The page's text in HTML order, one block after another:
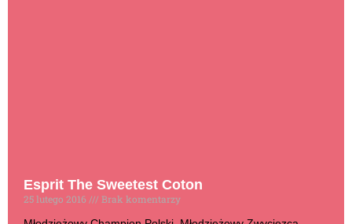
Esprit The Sweetest Coton
25 lutego 2016
Brak komentarzy